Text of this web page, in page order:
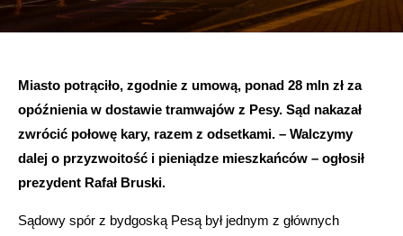
Miasto potrąciło, zgodnie z umową, ponad 28 mln zł za
opóźnienia w dostawie tramwajów z Pesy. Sąd nakazał
zwrócić połowę kary, razem z odsetkami. – Walczymy
dalej o przyzwoitość i pieniądze mieszkańców – ogłosił
prezydent Rafał Bruski.
Sądowy spór z bydgoską Pesą był jednym z głównych